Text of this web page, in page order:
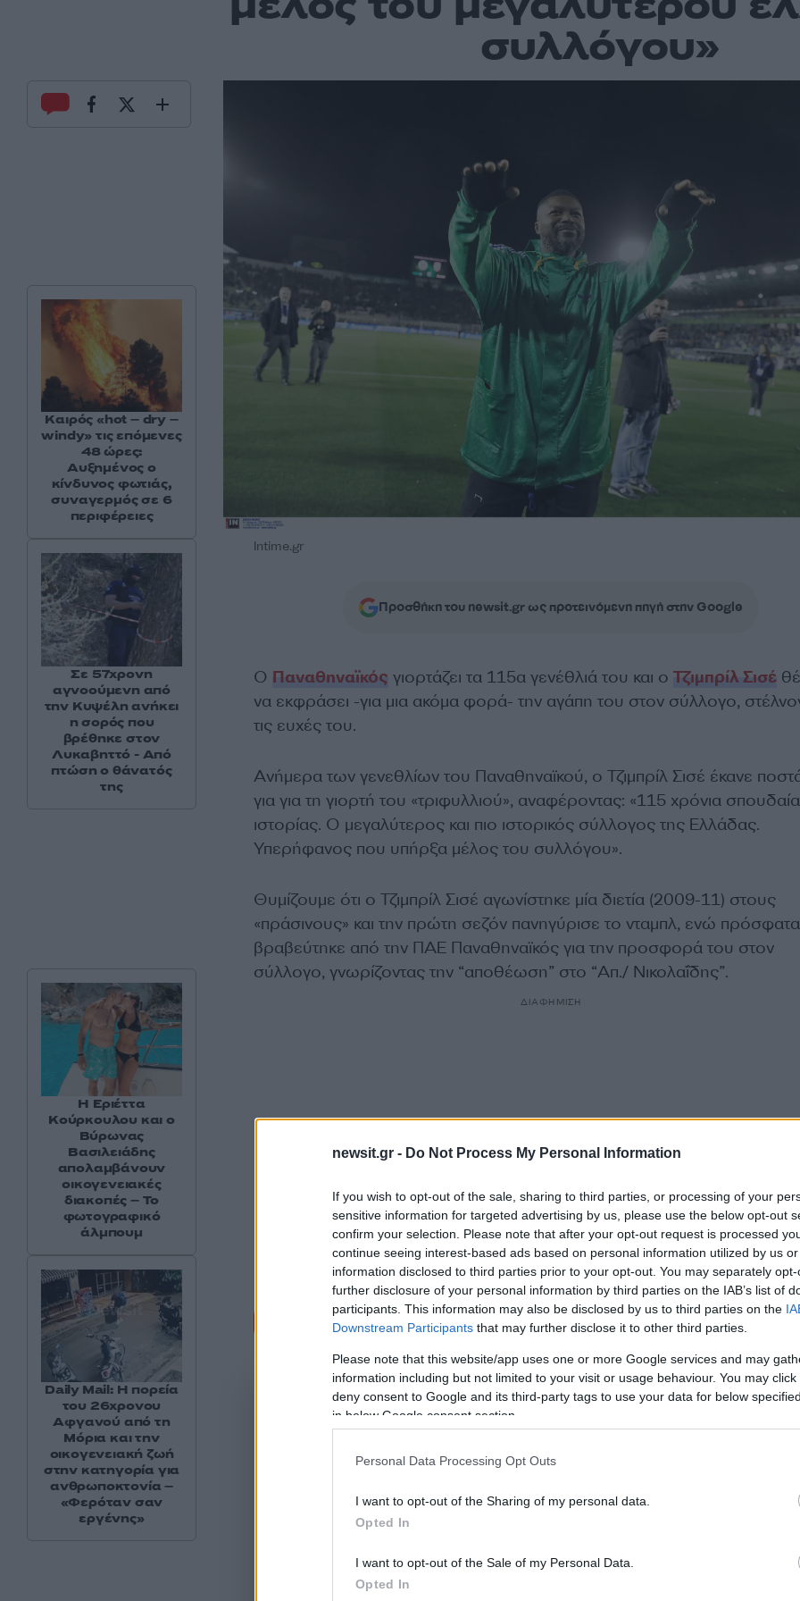
newsit.gr - Do Not Process My Personal Information
If you wish to opt-out of the sale, sharing to third parties, or processing of your
sensitive information for targeted advertising by us, please use the below opt-out
confirm your selection. Please note that after your opt-out request is processed
continue seeing interest-based ads based on personal information utilized by us
information disclosed to third parties prior to your opt-out. You may separately
further disclosure of your personal information by third parties on the IAB’s list of
participants. This information may also be disclosed by us to third parties on the
Downstream Participants that may further disclose it to other third parties.
Please note that this website/app uses one or more Google services and may
information including but not limited to your visit or usage behaviour. You may
deny consent to Google and its third-party tags to use your data for below
in below Google consent section.
Personal Data Processing Opt Outs
I want to opt-out of the Sharing of my personal data.
Opted In
I want to opt-out of the Sale of my Personal Data.
Opted In
συλλόγου»
Intime.gr
Προσθήκη του newsit.gr ως προτεινόμενη πηγή στην Google
Ο Παναθηναϊκός γιορτάζει τα 115α γενέθλιά του και ο Τζιμπρίλ Σισέ
να εκφράσει -για μια ακόμα φορά- την αγάπη του στον σύλλογο,
τις ευχές του.
Ανήμερα των γενεθλίων του Παναθηναϊκού, ο Τζιμπρίλ Σισέ έκανε
για για τη γιορτή του «τριφυλλιού», αναφέροντας: «115 χρόνια
ιστορίας. Ο μεγαλύτερος και πιο ιστορικός σύλλογος της Ελλάδας.
Υπερήφανος που υπήρξα μέλος του συλλόγου».
Θυμίζουμε ότι ο Τζιμπρίλ Σισέ αγωνίστηκε μία διετία (2009-11) στους
«πράσινους» και την πρώτη σεζόν πανηγύρισε το νταμπλ, ενώ πρόσφατα
βραβεύτηκε από την ΠΑΕ Παναθηναϊκός για την προσφορά του στον
σύλλογο, γνωρίζοντας την “αποθέωση” στο “Απ./ Νικολαΐδης”.
ΔΙΑΦΗΜΙΣΗ
Σχόλια
Σχολίασε εδώ
Καιρός «hot – dry –
windy» τις επόμενες
48 ώρες:
Αυξημένος ο
κίνδυνος φωτιάς,
συναγερμός σε 6
περιφέρειες
Σε 57χρονη
αγνοούμενη από
την Κυψέλη ανήκει
η σορός που
βρέθηκε στον
Λυκαβηττό - Από
πτώση ο θάνατός
της
Η Εριέττα
Κούρκουλου και ο
Βύρωνας
Βασιλειάδης
απολαμβάνουν
οικογενειακές
διακοπές – Το
φωτογραφικό
άλμπουμ
Daily Mail: Η πορεία
του 26χρονου
Αφγανού από τη
Μόρια και την
οικογενειακή ζωή
στην κατηγορία για
ανθρωποκτονία –
«Φερόταν σαν
εργένης»